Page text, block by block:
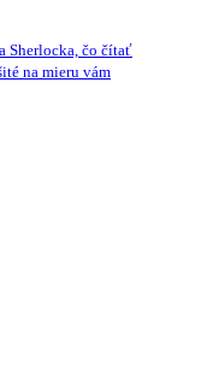
Sherlocka, čo čítať
na mieru vám